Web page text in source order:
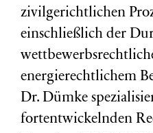
zivilgerichtlichen
einschließlich der
energierechtlichem
Dr. Dümke
fortentwickelnden